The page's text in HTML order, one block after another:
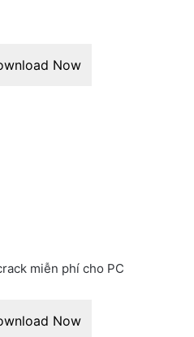
Now
miễn phí cho PC
Now